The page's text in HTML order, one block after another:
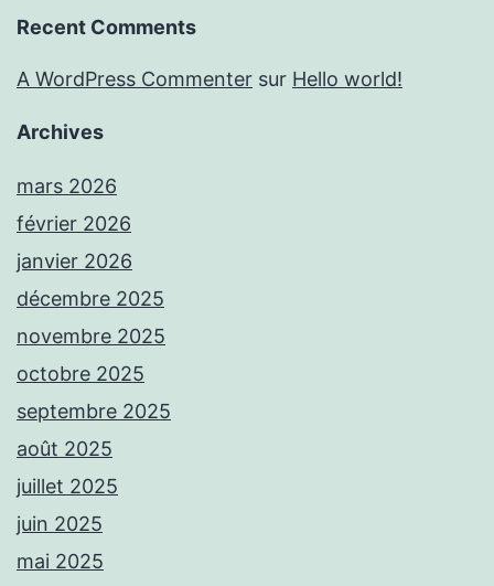
Recent Comments
A WordPress Commenter sur Hello world!
Archives
mars 2026
février 2026
janvier 2026
décembre 2025
novembre 2025
octobre 2025
septembre 2025
août 2025
juillet 2025
juin 2025
mai 2025